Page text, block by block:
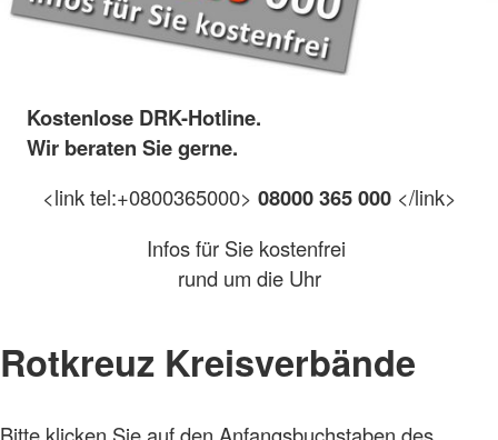
Kostenlose DRK-Hotline.
Wir beraten Sie gerne.
<link tel:+0800365000> 08000 365 000 </link>
Infos für Sie kostenfrei
rund um die Uhr
Rotkreuz Kreisverbände
Bitte klicken Sie auf den Anfangsbuchstaben des